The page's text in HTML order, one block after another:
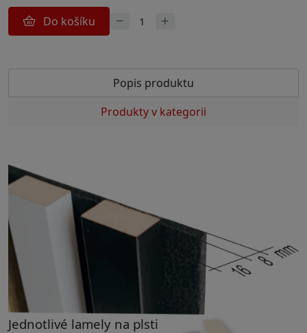
Do košíku
Popis produktu
Produkty v kategorii
Jednotlivé lamely na plsti